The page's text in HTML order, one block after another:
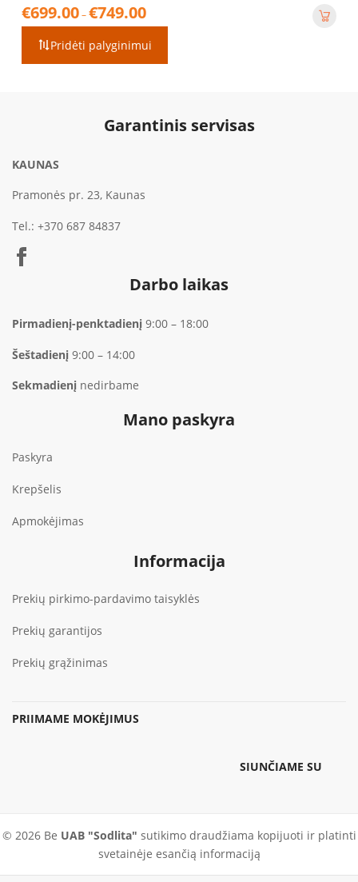
€699.00–€749.00
€699.00
through
Pridėti palyginimui
Garantinis servisas
KAUNAS
Pramonės pr. 23, Kaunas
Tel.: +370 687 84837
Darbo laikas
Pirmadienį-penktadienį 9:00 – 18:00
Šeštadienį 9:00 – 14:00
Sekmadienį nedirbame
Mano paskyra
Paskyra
Krepšelis
Apmokėjimas
Informacija
Prekių pirkimo-pardavimo taisyklės
Prekių garantijos
Prekių grąžinimas
PRIIMAME MOKĖJIMUS
SIUNČIAME SU
© 2026 Be UAB "Sodlita" sutikimo draudžiama kopijuoti ir platinti
svetainėje esančią informaciją